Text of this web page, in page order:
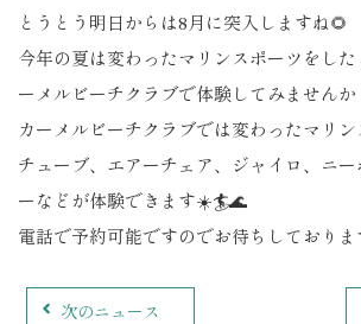
とうとう明日からは8月に突入しますね🌻
今年の夏は変わったマリンスポーツをし
ーメルビーチクラブで体験してみませんか
カーメルビーチクラブでは変わったマリ
チューブ、エアーチェア、ジャイロ、ニ
ーなどが体験できます☀️🏄🌊
電話で予約可能ですのでお待ちしており
次のニュース